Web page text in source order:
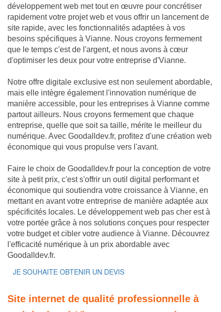
développement web met tout en œuvre pour concrétiser
rapidement votre projet web et vous offrir un lancement de
site rapide, avec les fonctionnalités adaptées à vos
besoins spécifiques à Vianne. Nous croyons fermement
que le temps c'est de l'argent, et nous avons à cœur
d'optimiser les deux pour votre entreprise d'Vianne.
Notre offre digitale exclusive est non seulement abordable,
mais elle intègre également l'innovation numérique de
manière accessible, pour les entreprises à Vianne comme
partout ailleurs. Nous croyons fermement que chaque
entreprise, quelle que soit sa taille, mérite le meilleur du
numérique. Avec Goodalldev.fr, profitez d'une création web
économique qui vous propulse vers l'avant.
Faire le choix de Goodalldev.fr pour la conception de votre
site à petit prix, c'est s'offrir un outil digital performant et
économique qui soutiendra votre croissance à Vianne, en
mettant en avant votre entreprise de manière adaptée aux
spécificités locales. Le développement web pas cher est à
votre portée grâce à nos solutions conçues pour respecter
votre budget et cibler votre audience à Vianne. Découvrez
l'efficacité numérique à un prix abordable avec
Goodalldev.fr.
JE SOUHAITE OBTENIR UN DEVIS
Site internet de qualité professionnelle à